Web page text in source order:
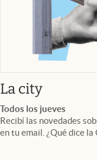
La cityabre en
Todos los jueves
Recibí las novedades
en tu email. ¿Qué dice la